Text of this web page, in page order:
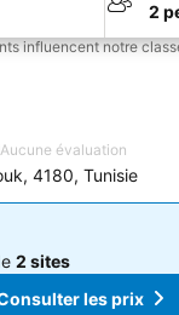
2
influencent notre
Aucune évaluation
4180, Tunisie
2 sites
Consulter les prix
2 sites
les prix